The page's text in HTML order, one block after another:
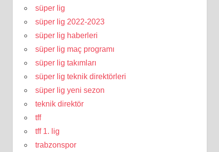
süper lig
süper lig 2022-2023
süper lig haberleri
süper lig maç programı
süper lig takımları
süper lig teknik direktörleri
süper lig yeni sezon
teknik direktör
tff
tff 1. lig
trabzonspor